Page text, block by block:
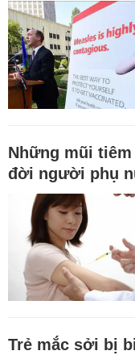
Những mũi
đời người phụ
Trẻ mắc sởi bị